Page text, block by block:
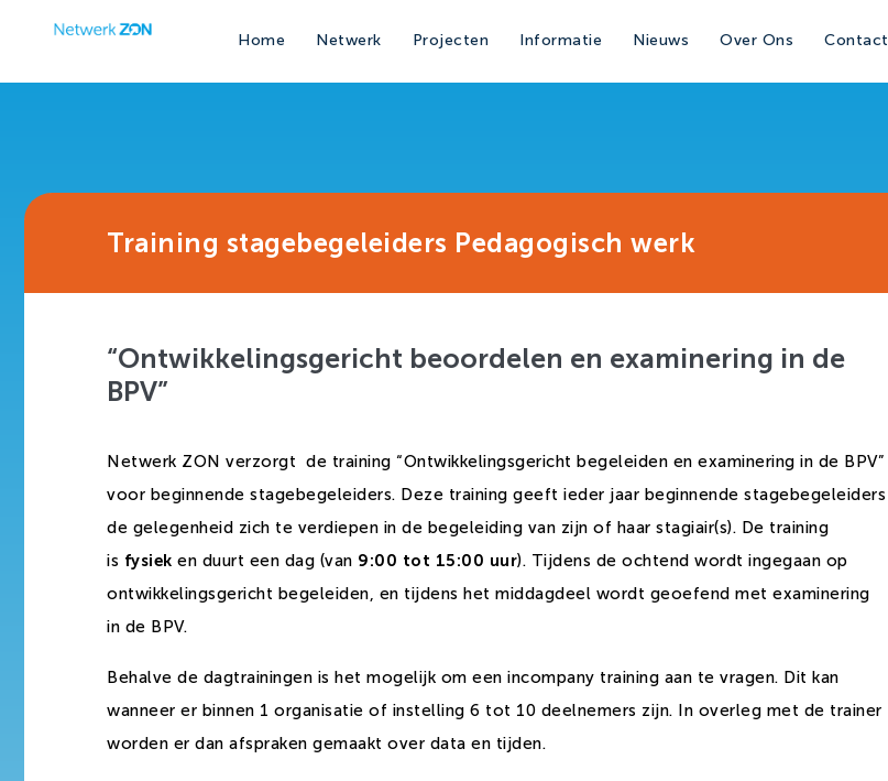
Home Netwerk Projecten Informatie Nieuws Over Ons Contact
Training stagebegeleiders Pedagogisch werk
“Ontwikkelingsgericht beoordelen en examinering in de
BPV”
Netwerk ZON verzorgt de training “Ontwikkelingsgericht begeleiden en examinering in de BPV”
voor beginnende stagebegeleiders. Deze training geeft ieder jaar beginnende stagebegeleiders
de gelegenheid zich te verdiepen in de begeleiding van zijn of haar stagiair(s). De training
is fysiek en duurt een dag (van 9:00 tot 15:00 uur). Tijdens de ochtend wordt ingegaan op
ontwikkelingsgericht begeleiden, en tijdens het middagdeel wordt geoefend met examinering
in de BPV.
Behalve de dagtrainingen is het mogelijk om een incompany training aan te vragen. Dit kan
wanneer er binnen 1 organisatie of instelling 6 tot 10 deelnemers zijn. In overleg met de trainer
worden er dan afspraken gemaakt over data en tijden.